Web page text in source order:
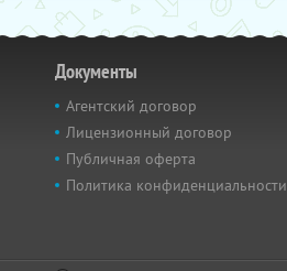
Документы
Агентский договор
Лицензионный договор
Публичная оферта
Политика конфиденциальности